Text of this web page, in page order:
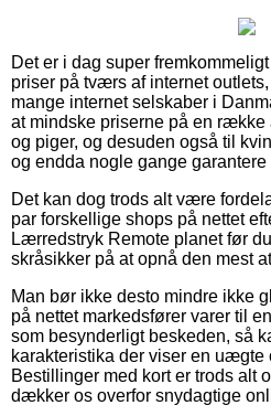
Det er i dag super
priser på tværs af internet
mange internet selskaber i
at mindske priserne på en række
og piger, og desuden også til
og endda nogle gange garantere
Det kan dog trods alt være
par forskellige shops på nettet
Lærredstryk Remote planet før
skråsikker på at opnå den mest
Man bør ikke desto mindre ikke
på nettet markedsfører varer til
som besynderligt beskeden, så
karakteristika der viser en uægte
Bestillinger med kort er trods alt
dækker os overfor snydagtige